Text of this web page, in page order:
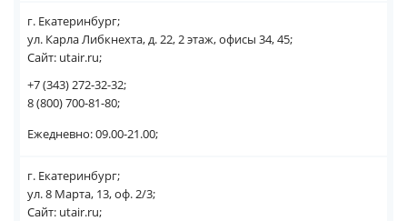
г. Екатеринбург;
ул. Карла Либкнехта, д. 22, 2 этаж, офисы 34, 45;
Сайт: utair.ru;
+7 (343) 272-32-32;
8 (800) 700-81-80;
Ежедневно: 09.00-21.00;
г. Екатеринбург;
ул. 8 Марта, 13, оф. 2/3;
Сайт: utair.ru;